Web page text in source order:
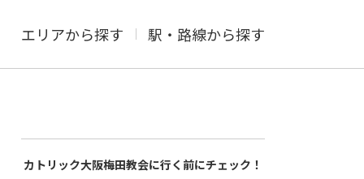
エリアから探す 駅・路線から探す
カトリック大阪梅田教会に行く前にチェック！